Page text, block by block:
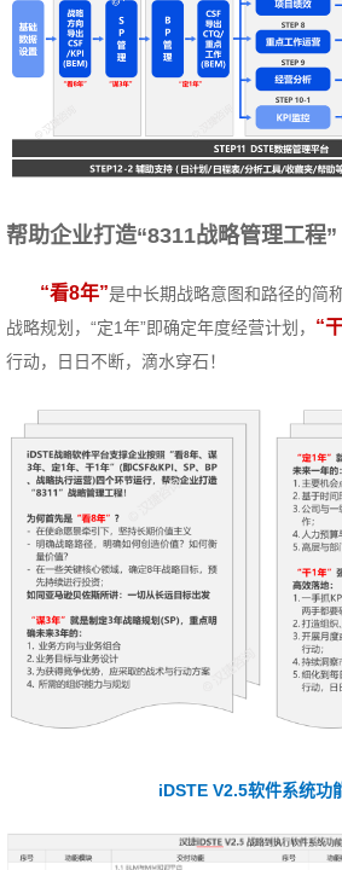
帮助企业打造“8311战略管理工程”
“看8年”是中长期战略意图和路径的简称
战略规划，“定1年”即确定年度经营计划， “
行动，日日不断，滴水穿石！
iDSTE V2.5软件系统功